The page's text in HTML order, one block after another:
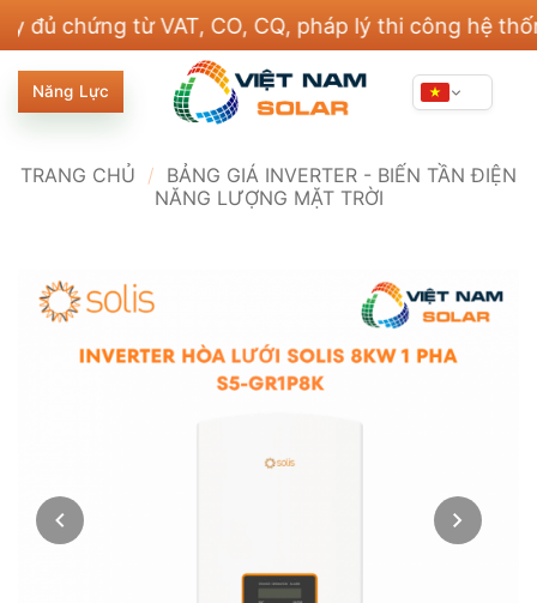
qua
nội
dung
từ VAT, CO, CQ, pháp lý thi công hệ thống
Năng Lực
TRANG CHỦ / BẢNG GIÁ INVERTER - BIẾN TẦN ĐIỆN
NĂNG LƯỢNG MẶT TRỜI